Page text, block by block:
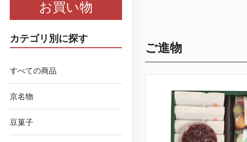
お買い物
カテゴリ別に探す
すべての商品
京名物
豆菓子
ご進物